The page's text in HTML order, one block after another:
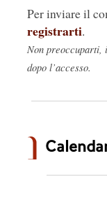
Per inviare il
registrarti.
Non preoccuparti,
dopo l’accesso.